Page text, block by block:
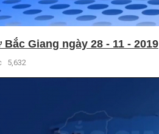
Giang ngày 28 - 11 - 2019
5,632